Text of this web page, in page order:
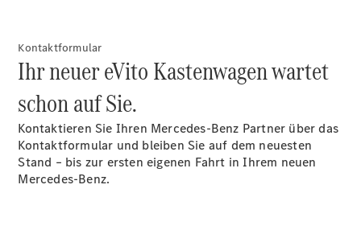
Intelligente
Fahrzeugsteuerung
Mercedes-
Benz
Qualität
Servicetermin
vereinbaren
Kontaktformular
Ihr neuer eVito Kastenwagen wartet
schon auf Sie.
Kontaktieren Sie Ihren Mercedes-Benz Partner über das
Kontaktformular und bleiben Sie auf dem neuesten
Stand – bis zur ersten eigenen Fahrt in Ihrem neuen
Mercedes-Benz.